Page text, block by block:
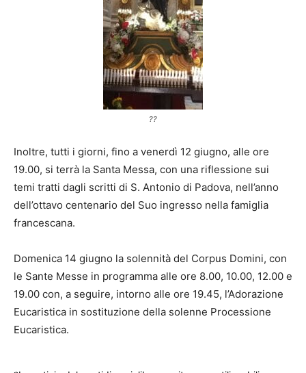
??
Inoltre, tutti i giorni, fino a venerdì 12 giugno, alle ore
19.00, si terrà la Santa Messa, con una riflessione sui
temi tratti dagli scritti di S. Antonio di Padova, nell’anno
dell’ottavo centenario del Suo ingresso nella famiglia
francescana.
Domenica 14 giugno la solennità del Corpus Domini, con
le Sante Messe in programma alle ore 8.00, 10.00, 12.00 e
19.00 con, a seguire, intorno alle ore 19.45, l’Adorazione
Eucaristica in sostituzione della solenne Processione
Eucaristica.